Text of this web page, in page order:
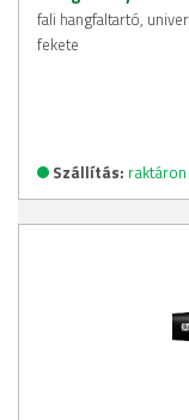
fali hangfaltartó,
fekete
Szállítás: raktáron